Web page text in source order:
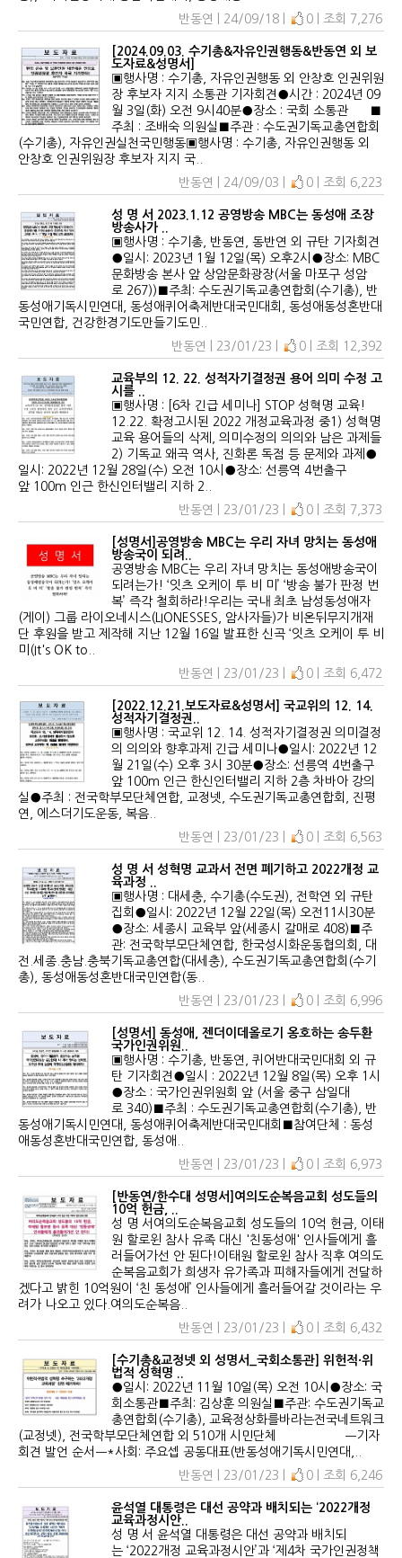
반동연 | 24/09/18 |
0 | 조회 7,276
[2024.09.03. 수기총&자유인권행동&반동연 외 보
도자료&성명서]
▣행사명 : 수기총, 자유인권행동 외 안창호 인권위원
장 후보자 지지 소통관 기자회견●시간 : 2024년 09
월 3일(화) 오전 9시40분●장소 : 국회 소통관 ■
주최 : 조배숙 의원실■주관 : 수도권기독교총연합회
(수기총), 자유인권실천국민행동▣행사명 : 수기총, 자유인권행동 외
안창호 인권위원장 후보자 지지 국..
반동연 | 24/09/03 |
0 | 조회 6,223
성 명 서 2023.1.12 공영방송 MBC는 동성애 조장
방송사가 ..
▣행사명 : 수기총, 반동연, 동반연 외 규탄 기자회견
●일시: 2023년 1월 12일(목) 오후2시●장소: MBC
문화방송 본사 앞 상암문화광장(서울 마포구 성암
로 267))■주최: 수도권기독교총연합회(수기총), 반
동성애기독시민연대, 동성애퀴어축제반대국민대회, 동성애동성혼반대
국민연합, 건강한경기도만들기도민..
반동연 | 23/01/23 |
0 | 조회 12,392
교육부의 12. 22. 성적자기결정권 용어 의미 수정 고
시를 ..
▣행사명 : [6차 긴급 세미나] STOP 성혁명 교육!
12.22. 확정고시된 2022 개정교육과정 중1) 성혁명
교육 용어들의 삭제, 의미수정의 의의와 남은 과제들
2) 기독교 왜곡 역사, 진화론 독점 등 문제와 과제●
일시: 2022년 12월 28일(수) 오전 10시●장소: 선릉역 4번출구
앞 100m 인근 한신인터밸리 지하 2..
반동연 | 23/01/23 |
0 | 조회 7,373
[성명서]공영방송 MBC는 우리 자녀 망치는 동성애
방송국이 되려..
공영방송 MBC는 우리 자녀 망치는 동성애방송국이
되려는가! ‘잇츠 오케이 투 비 미’ ‘방송 불가 판정 번
복’ 즉각 철회하라!우리는 국내 최초 남성동성애자
(게이) 그룹 라이오네시스(LIONESSES, 암사자들)가 비온뒤무지개재
단 후원을 받고 제작해 지난 12월 16일 발표한 신곡 ‘잇츠 오케이 투 비
미(It's OK to..
반동연 | 23/01/23 |
0 | 조회 6,472
[2022.12.21.보도자료&성명서] 국교위의 12. 14.
성적자기결정권..
▣행사명 : 국교위 12. 14. 성적자기결정권 의미결정
의 의의와 향후과제 긴급 세미나●일시: 2022년 12
월 21일(수) 오후 3시 30분●장소: 선릉역 4번출구
앞 100m 인근 한신인터밸리 지하 2층 차바아 강의
실●주최 : 전국학부모단체연합, 교정넷, 수도권기독교총연합회, 진평
연, 에스더기도운동, 복음..
반동연 | 23/01/23 |
0 | 조회 6,563
성 명 서 성혁명 교과서 전면 폐기하고 2022개정 교
육과정 ..
▣행사명 : 대세충, 수기총(수도권), 전학연 외 규탄
집회●일시: 2022년 12월 22일(목) 오전11시30분
●장소: 세종시 교육부 앞(세종시 갈매로 408)■주
관: 전국학부모단체연합, 한국성시화운동협의회, 대
전.세종.충남.충북기독교총연합(대세충), 수도권기독교총연합회(수기
총), 동성애동성혼반대국민연합(동..
반동연 | 23/01/23 |
0 | 조회 6,996
[성명서] 동성애, 젠더이데올로기 옹호하는 송두환
국가인권위원..
▣행사명 : 수기총, 반동연, 퀴어반대국민대회 외 규
탄 기자회견●일시 : 2022년 12월 8일(목) 오후 1시
●장소 : 국가인권위원회 앞 (서울 중구 삼일대
로 340)■주최 : 수도권기독교총연합회(수기총), 반
동성애기독시민연대, 동성애퀴어축제반대국민대회■참여단체 : 동성
애동성혼반대국민연합, 동성애..
반동연 | 23/01/23 |
0 | 조회 6,973
[반동연/한수대 성명서]여의도순복음교회 성도들의
10억 헌금, ..
성 명 서여의도순복음교회 성도들의 10억 헌금, 이태
원 할로윈 참사 유족 대신 '친동성애' 인사들에게 흘
러들어가선 안 된다!이태원 할로윈 참사 직후 여의도
순복음교회가 희생자 유가족과 피해자들에게 전달하
겠다고 밝힌 10억원이 ‘친 동성애’ 인사들에게 흘러들어갈 것이라는 우
려가 나오고 있다.여의도순복음..
반동연 | 23/01/23 |
0 | 조회 6,432
[수기총&교정넷 외 성명서_국회소통관] 위헌적·위
법적 성혁명 ..
●일시: 2022년 11월 10일(목) 오전 10시●장소: 국
회소통관■주최: 김상훈 의원실■주관: 수도권기독교
총연합회(수기총), 교육정상화를바라는전국네트워크
(교정넷), 전국학부모단체연합 외 510개 시민단체 ㅡ기자
회견 발언 순서ㅡ*사회: 주요셉 공동대표(반동성애기독시민연대,..
반동연 | 23/01/23 |
0 | 조회 6,246
윤석열 대통령은 대선 공약과 배치되는 ‘2022개정
교육과정시안..
성 명 서 윤석열 대통령은 대선 공약과 배치되
는 ‘2022개정 교육과정시안’과 ‘제4차 국가인권정책